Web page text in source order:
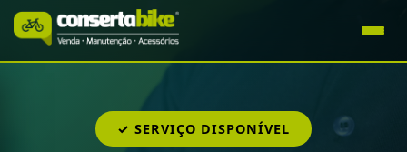
✓ SERVIÇO DISPONÍVEL